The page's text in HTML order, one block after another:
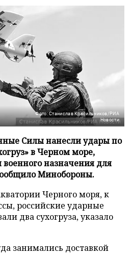
Фото: Станислав Красильников/РИА
Новости
Силы нанесли удары по
в Черном море,
назначения для
Минобороны.
Черного моря, к
российские ударные
два сухогруза, указало
занимались доставкой